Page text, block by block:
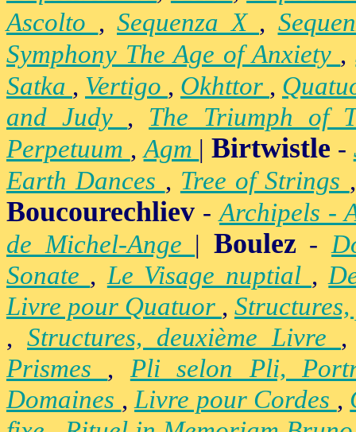
Ascolto , Sequenza X ,
Symphony The Age of Anxiety ,
Satka , Vertigo , Okhttor ,
and Judy , The Triumph of
Perpetuum ,Agm |Birtwistle -
Earth Dances , Tree of Strings
Boucourechliev -Archipels -
de Michel-Ange | Boulez-
Sonate ,Le Visage nuptial ,
Livre pour Quatuor ,
, Structures, deuxième Livre
Prismes , Pli selon Pli,
Domaines ,Livre pour Cordes ,